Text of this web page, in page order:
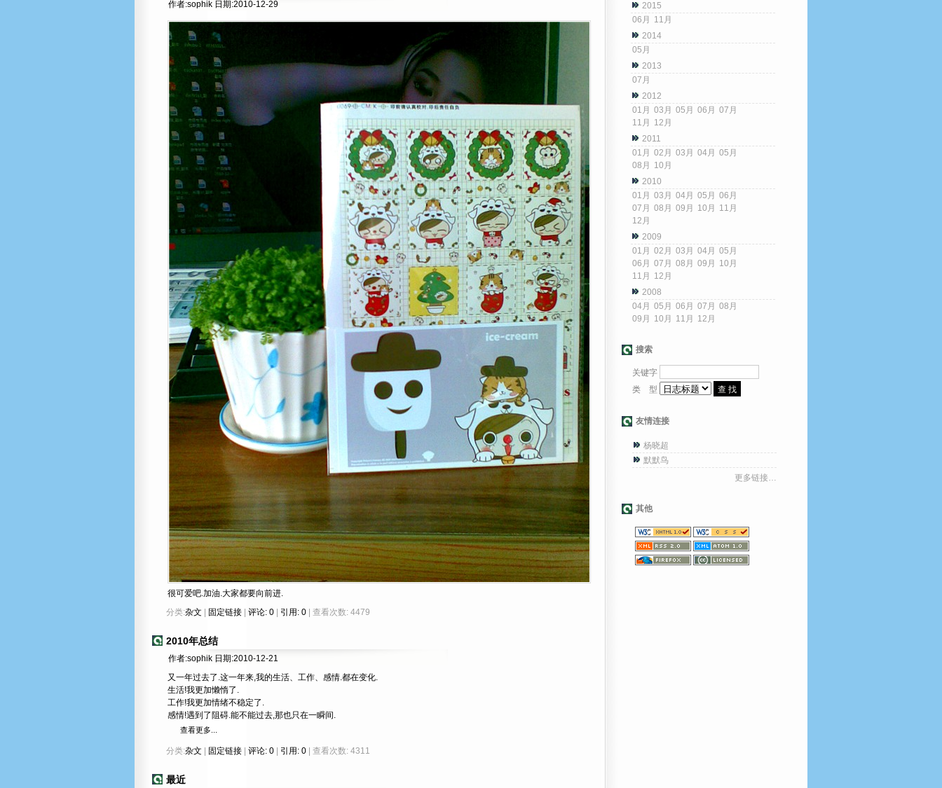
作者:sophik 日期:2010-12-29
很可爱吧.加油.大家都要向前进.
分类:杂文 固定链接 评论: 0 引用: 0 | 查看次数: 4479
2010年总结
作者:sophik 日期:2010-12-21
又一年过去了.这一年来,我的生活、工作、感情.都在变化.
生活!我更加懒惰了.
工作!我更加情绪不稳定了.
感情!遇到了阻碍.能不能过去,那也只在一瞬间.
查看更多...
分类:杂文 固定链接 评论: 0 引用: 0 | 查看次数: 4311
最近
2015
06月
11月
2014
05月
2013
07月
2012
01月 03月 05月 06月 07月
11月
12月
2011
01月 02月 03月 04月 05月
08月
10月
2010
01月 03月 04月 05月 06月
07月 08月 09月 10月
11月
12月
2009
01月 02月 03月 04月 05月
06月 07月 08月 09月
10月
11月
12月
2008
04月 05月 06月 07月 08月
09月
10月 11月 12月
搜索
关键字
类 型
友情连接
杨晓超
默默鸟
更多链接…
其他